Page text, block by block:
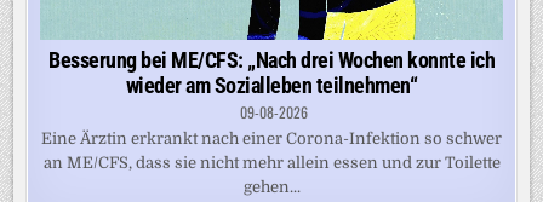
Besserung bei ME/CFS: „Nach drei Wochen konnte ich
wieder am Sozialleben teilnehmen“
09-08-2026
Eine Ärztin erkrankt nach einer Corona-Infektion so schwer
an ME/CFS, dass sie nicht mehr allein essen und zur Toilette
gehen...